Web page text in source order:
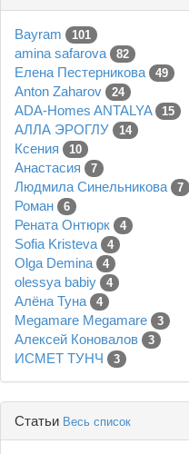
Bayram 101
amina safarova 82
Елена Пестерникова 49
Anton Zaharov 24
ADA-Homes ANTALYA 15
АЛЛА ЭРОГЛУ 14
Ксения 10
Анастасия 7
Людмила Синельникова 7
Роман 6
Рената Онтюрк 4
Sofia Kristeva 4
Olga Demina 4
olessya babiy 4
Алёна Туна 4
Megamare Megamare 3
Алексей Коновалов 3
ИСМЕТ ТУНЧ 3
Статьи Весь список